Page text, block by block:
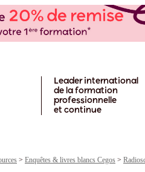
Leader international
de la formation
professionnelle
et continue
> Enquêtes & livres blancs Cegos >